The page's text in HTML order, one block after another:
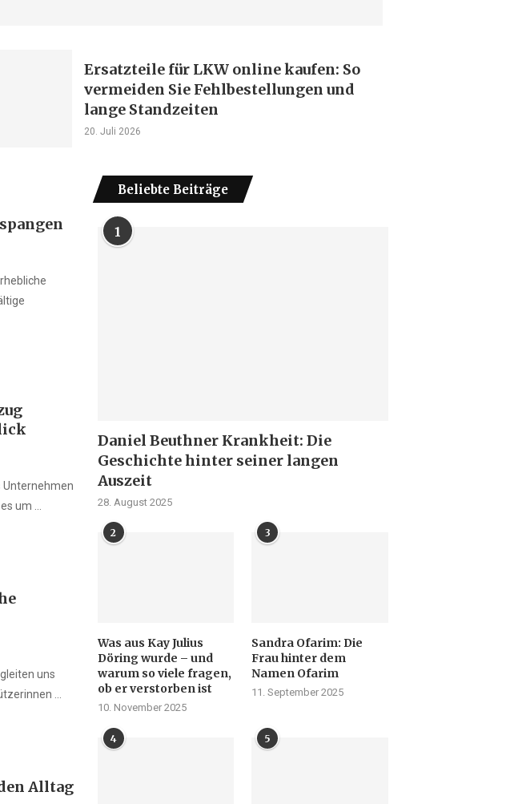
Ersatzteile für LKW online kaufen: So
vermeiden Sie Fehlbestellungen und
lange Standzeiten
20. Juli 2026
Unternehmen
um …
uns
…
Alltag
Beliebte Beiträge
1
Daniel Beuthner Krankheit: Die
Geschichte hinter seiner langen
Auszeit
28. August 2025
2
Was aus Kay Julius
Döring wurde – und
warum so viele fragen,
ob er verstorben ist
10. November 2025
3
Sandra Ofarim: Die
Frau hinter dem
Namen Ofarim
11. September 2025
4 5